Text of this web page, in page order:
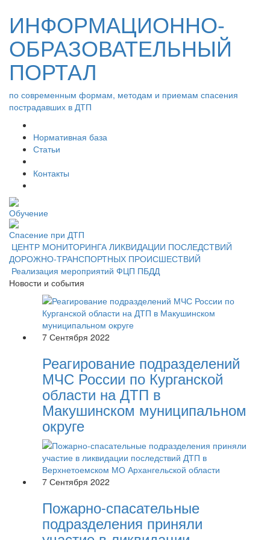
ИНФОРМАЦИОННО-
ОБРАЗОВАТЕЛЬНЫЙ
ПОРТАЛ
по современным формам, методам и приемам спасения
пострадавших в ДТП
Нормативная база
Статьи
Контакты
Обучение
Спасение при ДТП
ЦЕНТР МОНИТОРИНГА ЛИКВИДАЦИИ ПОСЛЕДСТВИЙ
ДОРОЖНО-ТРАНСПОРТНЫХ ПРОИСШЕСТВИЙ
Реализация мероприятий ФЦП ПБДД
Новости и события
7 Сентября 2022
Реагирование подразделений
МЧС России по Курганской
области на ДТП в
Макушинском муниципальном
округе
7 Сентября 2022
Пожарно-спасательные
подразделения приняли